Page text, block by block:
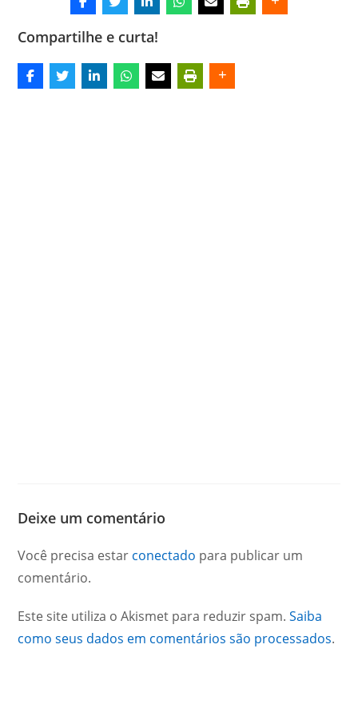
Compartilhe e curta!
Deixe um comentário
Você precisa estar conectado para publicar um
comentário.
Este site utiliza o Akismet para reduzir spam.Saiba
como seus dados em comentários são processados.